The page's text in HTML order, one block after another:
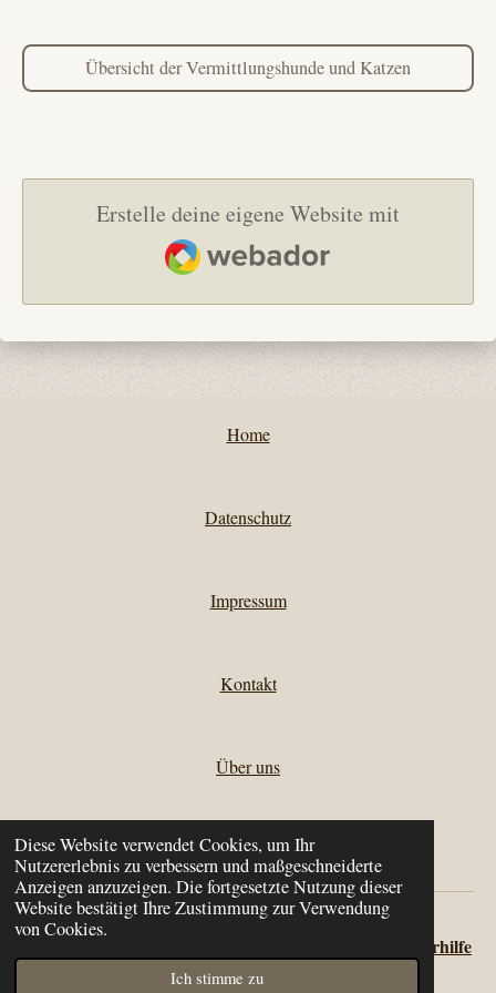
Diese Website verwendet Cookies, um Ihr
Nutzererlebnis zu verbessern und maßgeschneiderte
Anzeigen anzuzeigen. Die fortgesetzte Nutzung dieser
Website bestätigt Ihre Zustimmung zur Verwendung
von Cookies.
Ich stimme zu
Übersicht der Vermittlungshunde und Katzen
Erstelle deine eigene Website mit
Webador
Home
Datenschutz
Impressum
Kontakt
Über uns
Kontakt zu Mato
© 2023 - 2024 Rumänische Pfötchen suchen einZuhause
Mato von Mato's Tierhilfe
Webador